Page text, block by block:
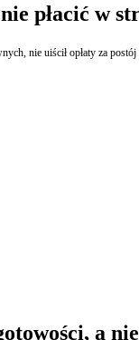
płacić w
nie uiścił opłaty za
a